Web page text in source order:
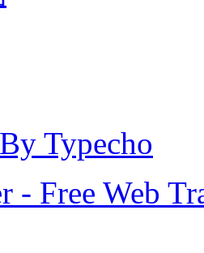
Typecho